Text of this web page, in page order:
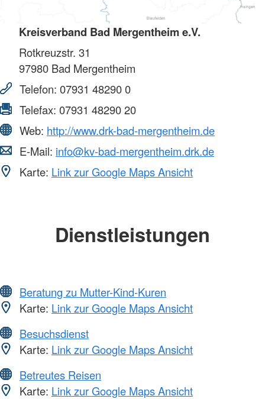
Kreisverband Bad Mergentheim e.V.
Rotkreuzstr. 31
97980 Bad Mergentheim
Telefon: 07931 48290 0
Telefax: 07931 48290 20
Web: http://www.drk-bad-mergentheim.de
E-Mail: info@kv-bad-mergentheim.drk.de
Karte: Link zur Google Maps Ansicht
Dienstleistungen
Beratung zu Mutter-Kind-Kuren
Karte: Link zur Google Maps Ansicht
Besuchsdienst
Karte: Link zur Google Maps Ansicht
Betreutes Reisen
Karte: Link zur Google Maps Ansicht